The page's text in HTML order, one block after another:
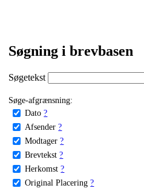
Søgning i brevbasen
Søgetekst
Søge-afgrænsning:
Dato ?
Afsender ?
Modtager ?
Brevtekst ?
Herkomst ?
Original Placering ?